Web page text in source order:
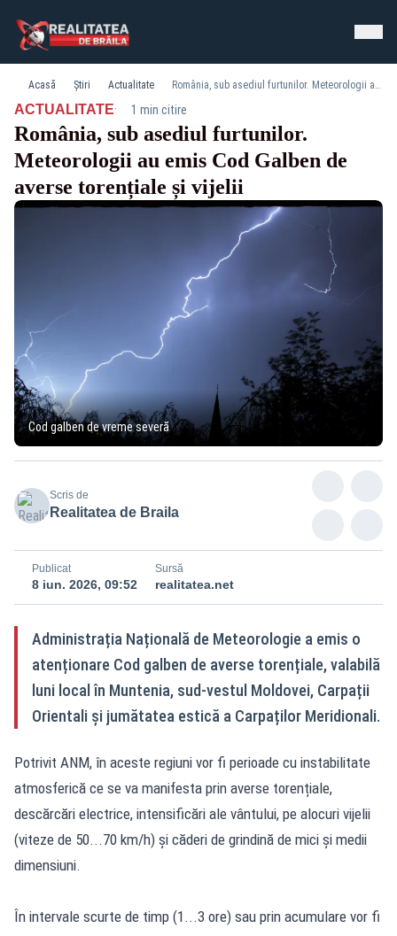
Acasă Știri Actualitate România, sub asediul furtunilor. Meteorologii au emis Cod Galben de averse torențiale și vijelii
ACTUALITATE· 1 min citire
România, sub asediul furtunilor.
Meteorologii au emis Cod Galben de
averse torențiale și vijelii
Cod galben de vreme severă
Scris de
Realitatea de Braila
Publicat
8 iun. 2026, 09:52
Sursă
realitatea.net
Administrația Națională de Meteorologie a emis o
atenționare Cod galben de averse torențiale, valabilă
luni local în Muntenia, sud-vestul Moldovei, Carpații
Orientali și jumătatea estică a Carpaților Meridionali.
Potrivit ANM, în aceste regiuni vor fi perioade cu instabilitate
atmosferică ce se va manifesta prin averse torențiale,
descărcări electrice, intensificări ale vântului, pe alocuri vijelii
(viteze de 50...70 km/h) și căderi de grindină de mici și medii
dimensiuni.
În intervale scurte de timp (1...3 ore) sau prin acumulare vor fi